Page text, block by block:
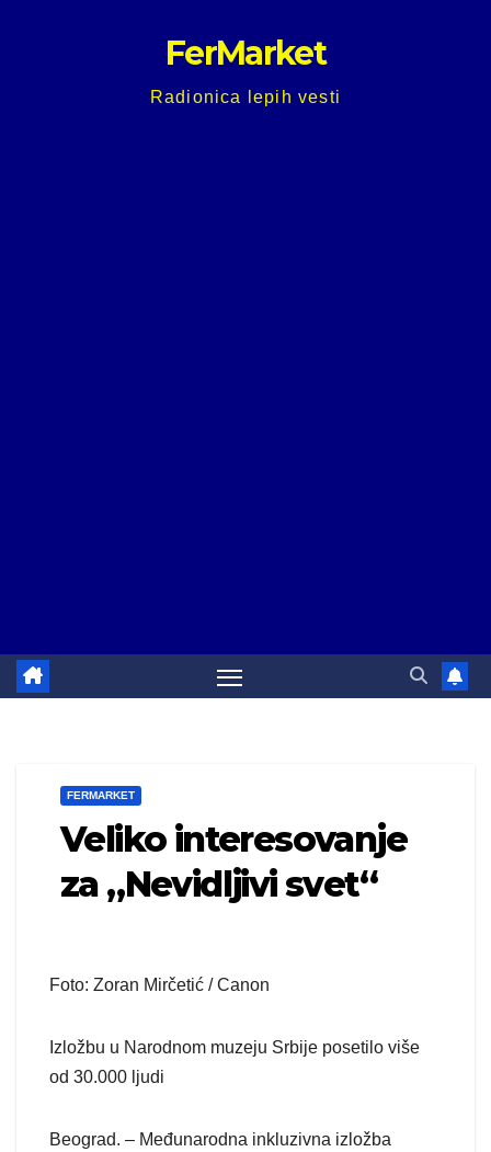
FerMarket
Radionica lepih vesti
FERMARKET
Veliko interesovanje
za „Nevidljivi svet“
Foto: Zoran Mirčetić / Canon
Izložbu u Narodnom muzeju Srbije posetilo više
od 30.000 ljudi
Beograd. – Međunarodna inkluzivna izložba